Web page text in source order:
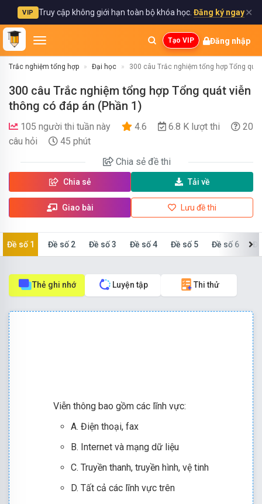
VIP Truy cập không giới hạn toàn bộ khóa học. Đăng ký ngay✕
Tạo VIP Đăng nhập
Trắc nghiệm tổng hợp Đại học 300 câu Trắc nghiệm tổng hợp Tổng
300 câu Trắc nghiệm tổng hợp Tổng quát viễn
thông có đáp án (Phần 1)
105 người thi tuần này 4.6 6.8 K lượt thi
20
câu hỏi
45 phút
Chia sẻ đề thi
Chia sẻ
Giao bài
Tải về
Lưu đề thi
Đề số 1 Đề số 2 Đề số 3 Đề số 4 Đề số 5 Đề số 6
Thẻ ghi nhớ Luyện tập Thi thử
Viễn thông bao gồm các lĩnh vực:
A. Điện thoại, fax
B. Internet và mạng dữ liệu
C. Truyền thanh, truyền hình, vệ tinh
D. Tất cả các lĩnh vực trên